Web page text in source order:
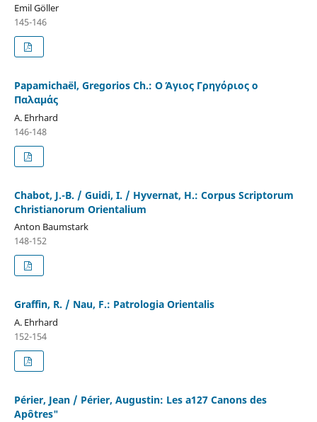
Emil Göller
145-146
Papamichaël, Gregorios Ch.: Ο Άγιος Γρηγόριος ο
Παλαμάς
A. Ehrhard
146-148
Chabot, J.-B. / Guidi, I. / Hyvernat, H.: Corpus Scriptorum
Christianorum Orientalium
Anton Baumstark
148-152
Graffin, R. / Nau, F.: Patrologia Orientalis
A. Ehrhard
152-154
Périer, Jean / Périer, Augustin: Les a127 Canons des
Apôtres"